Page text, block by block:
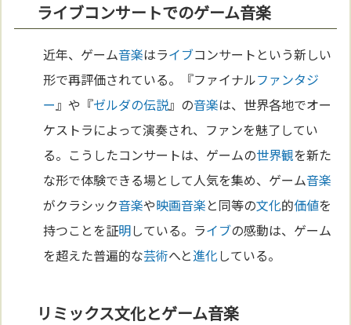
ライブコンサートでのゲーム音楽
近年、ゲーム音楽はライブコンサートという新しい
形で再評価されている。『ファイナルファンタジ
ー』や『ゼルダの伝説』の音楽は、世界各地でオー
ケストラによって演奏され、ファンを魅了してい
る。こうしたコンサートは、ゲームの世界観を新た
な形で体験できる場として人気を集め、ゲーム音楽
がクラシック音楽や映画音楽と同等の文化的価値を
持つことを証明している。ライブの感動は、ゲーム
を超えた普遍的な芸術へと進化している。
リミックス文化とゲーム音楽